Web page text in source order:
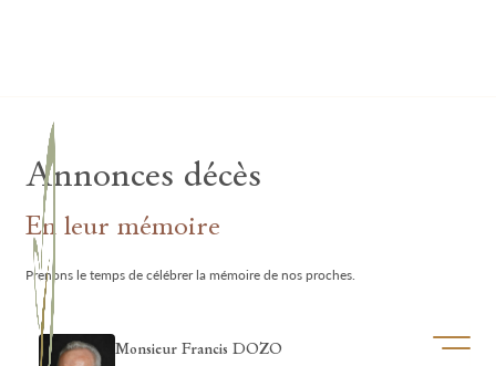
Ouvrir/
Annonces décès
En leur mémoire
Prenons le temps de célébrer la mémoire de nos proches.
Monsieur Francis DOZO